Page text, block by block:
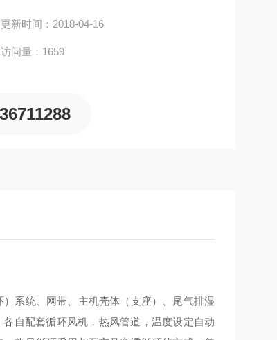
自动控制，干燥均匀，热效率高；针对“肉
更新时间：2018-04-16
访问量：1659
系统、网带、主机壳体（支座）、尾气排湿
自配套循环风机，热风管道，温度设定自动